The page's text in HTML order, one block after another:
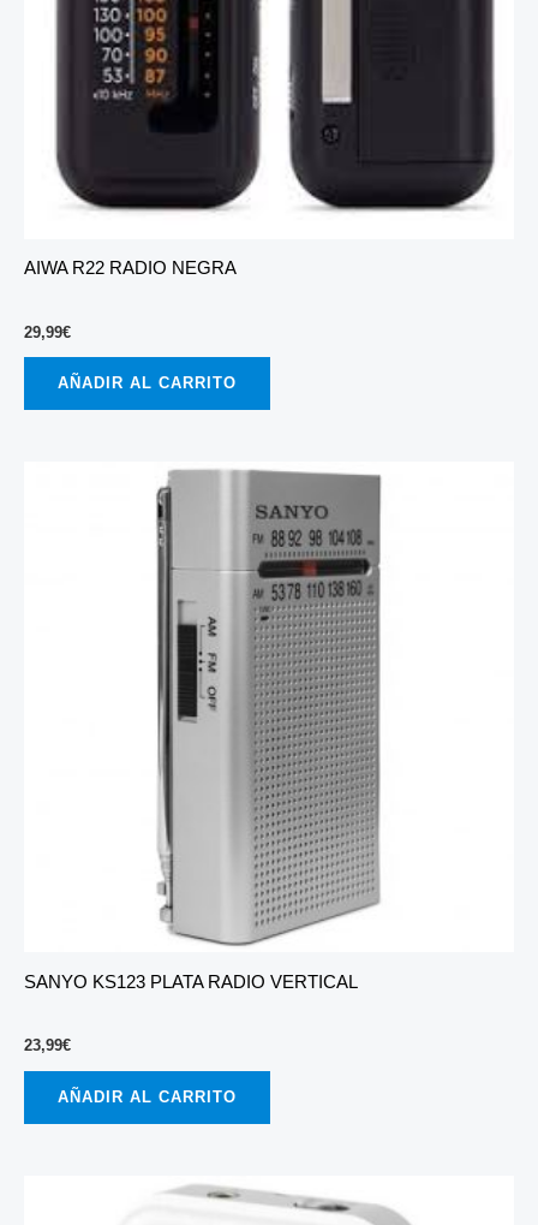
AIWA R22 RADIO NEGRA
29,99€
AÑADIR AL CARRITO
SANYO KS123 PLATA RADIO VERTICAL
23,99€
AÑADIR AL CARRITO